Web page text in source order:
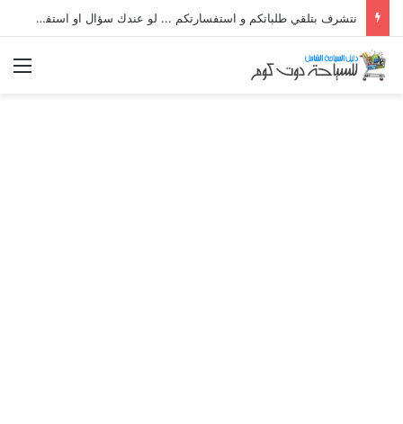
نتشرف بتلقي طلباتكم و استفسارتكم ... لو عندك سؤال او استفسار ماتدرددش فى طلب المساعدة